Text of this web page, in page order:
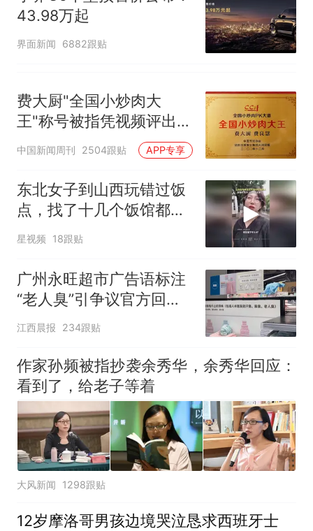
43.98万起
界面新闻 6882跟贴
费大厨"全国小炒肉大
王"称号被指凭视频评出
官方回应
中国新闻周刊 2504跟贴 APP专享
东北女子到山西玩错过饭
点，找了十几个饭馆都没
开门：午休到几点
星视频 18跟贴
广州永旺超市广告语标注
“老人臭”引争议官方回
应：统一上报反馈，门店
江西晨报 234跟贴
作家孙频被指抄袭余秀华，余秀华回应：
看到了，给老子等着
大风新闻 1298跟贴
12岁摩洛哥男孩边境哭泣恳求西班牙士